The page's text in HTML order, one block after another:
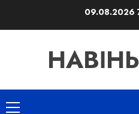
09.08.2026
Основное